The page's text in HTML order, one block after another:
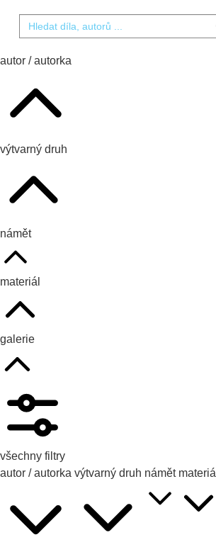
autor / autorka
výtvarný druh
námět
materiál
galerie
všechny filtry
autor / autorka výtvarný druh námět materiál